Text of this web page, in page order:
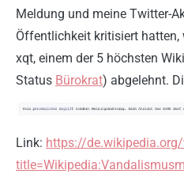
Meldung und meine Twitter-
Öffentlichkeit kritisiert hatten,
xqt, einem der 5 höchsten
Status Bürokrat) abgelehnt.
Link: https://